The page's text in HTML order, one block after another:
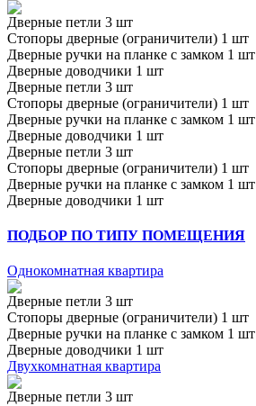
Дверные петли 3 шт
Стопоры дверные (ограничители) 1 шт
Дверные ручки на планке с замком 1 шт
Дверные доводчики 1 шт
Дверные петли 3 шт
Стопоры дверные (ограничители) 1 шт
Дверные ручки на планке с замком 1 шт
Дверные доводчики 1 шт
Дверные петли 3 шт
Стопоры дверные (ограничители) 1 шт
Дверные ручки на планке с замком 1 шт
Дверные доводчики 1 шт
ПОДБОР ПО ТИПУ ПОМЕЩЕНИЯ
Однокомнатная квартира
Дверные петли 3 шт
Стопоры дверные (ограничители) 1 шт
Дверные ручки на планке с замком 1 шт
Дверные доводчики 1 шт
Двухкомнатная квартира
Дверные петли 3 шт